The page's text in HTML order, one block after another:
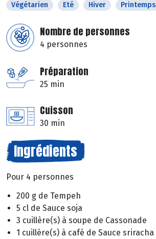
Végétarien
Eté Hiver Printemps
Nombre de personnes
4 personnes
Préparation
25 min
Cuisson
30 min
Ingrédients
Pour 4 personnes
200 g de Tempeh
5 cl de Sauce soja
3 cuillère(s) à soupe de Cassonade
1 cuillère(s) à café de Sauce sriracha